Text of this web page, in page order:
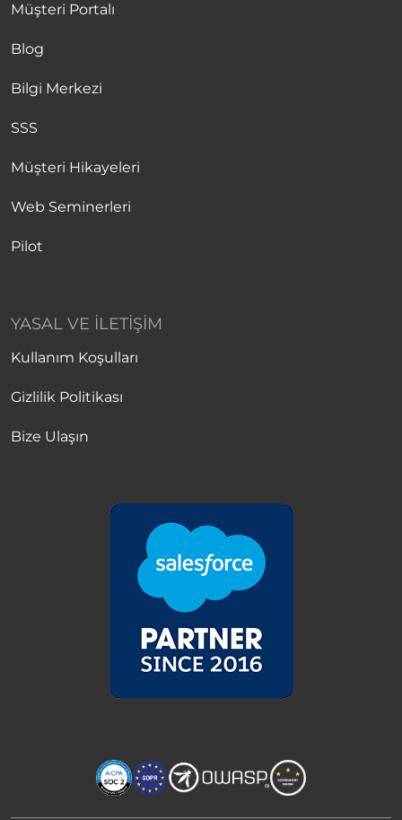
Müşteri Portalı
Blog
Bilgi Merkezi
SSS
Müşteri Hikayeleri
Web Seminerleri
Pilot
YASAL VE İLETIŞIM
Kullanım Koşulları
Gizlilik Politikası
Bize Ulaşın